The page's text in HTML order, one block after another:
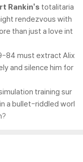
Rankin's totalitaria
rendezvous with
than just a love int
84 must extract Alix
and silence him for
training sur
a bullet-riddled worl